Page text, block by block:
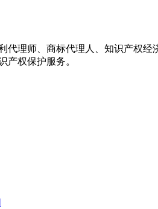
理师、商标代理人、知识产权
产权保护服务。